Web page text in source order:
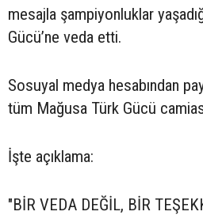
mesajla şampiyonluklar
Gücü’ne veda etti.
Sosuyal medya hesabından
tüm Mağusa Türk Gücü
İşte açıklama:
"BİR VEDA DEĞİL, BİR